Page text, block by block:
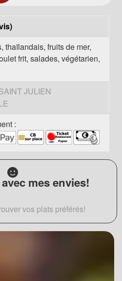
thaïlandais, fruits de mer,
frit, salades, végétarien,
JULIEN
:
mes envies!
vos plats préférés!